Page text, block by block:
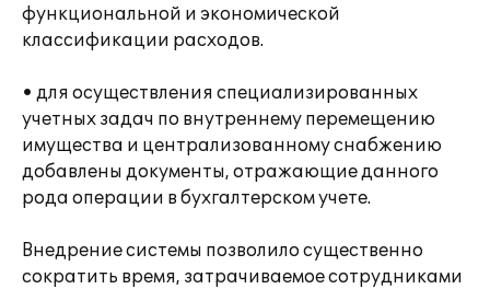
функциональной и экономической
классификации расходов.
• для осуществления специализированных
учетных задач по внутреннему перемещению
имущества и централизованному снабжению
добавлены документы, отражающие данного
рода операции в бухгалтерском учете.
Внедрение системы позволило существенно
сократить время, затрачиваемое сотрудниками